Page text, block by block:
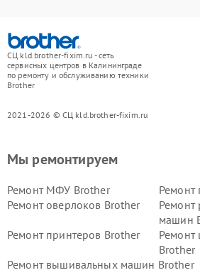
СЦ kld.brother-fixim.ru - сеть
сервисных центров в Калининграде
по ремонту и обслуживанию техники
Brother
2021-2026 © СЦ kld.brother-fixim.ru
Мы ремонтируем
Ремонт МФУ Brother
Ремонт
Ремонт оверлоков Brother
Ремонт
машин
Ремонт принтеров Brother
Brother
Ремонт вышивальных машин Brother